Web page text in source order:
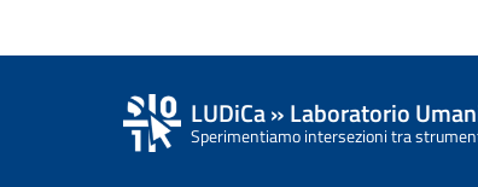
LUDiCa » Laboratorio
Sperimentiamo intersezioni tra